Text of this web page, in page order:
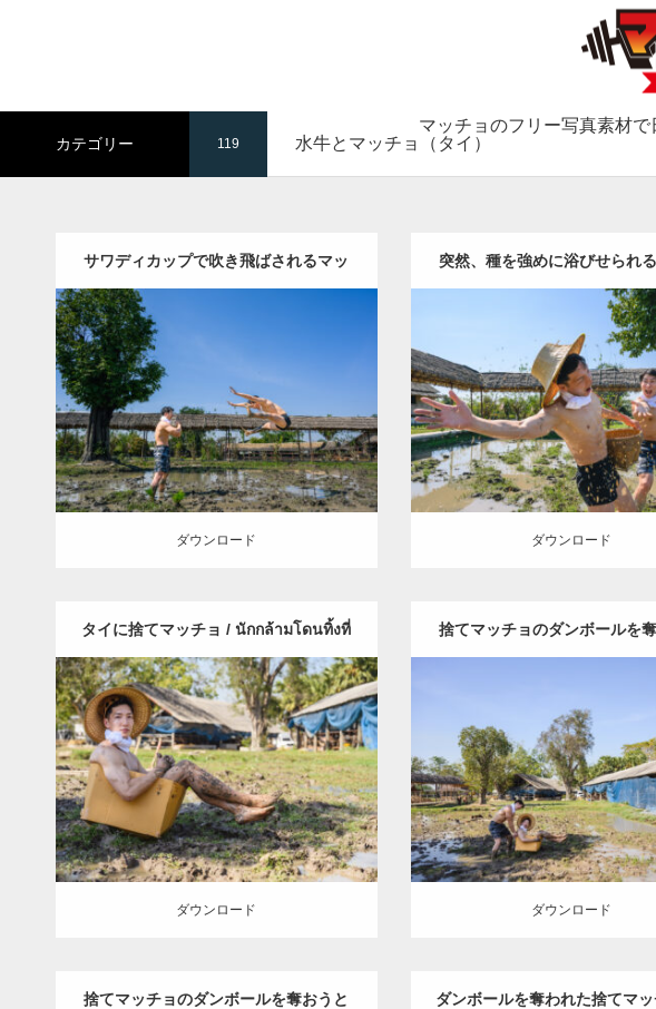
マッチョのフリー写真素材
カテゴリー 119 水牛とマッチョ（タイ）
サワディカップで吹き飛ばされるマッ
チョ / นักกล้ามพุ่งออกไป จากพลังสวัสดี
Category:
Wacharaphop Tupsuk (Aun) /ウンさん
(タイ人) SOSUKE
AKIHITO(細マッチ
ョ) ぶっ飛ばされマッチョ スパンブリ
ー県 (タイ)
ダウンロード
ダウンロード
突然、種を強めに浴びせられ
ョ / นักกล้ามโดนเขวี้ยงเมล็ดข้
แรง
2023.02.25
Category:
水牛とマッチョ（
Wacharaphop Tupsuk (Aun) /ウ
(タイ人) AKIHITO(細マッ
SOSUKE スパンブリー県 (
ダウンロード
ダウンロード
タイに捨てマッチョ / นักกล้ามโดนทิ้งที่
ไทย
Update:2023.02.25
Category:水牛とマッチョ（タイ）
Wacharaphop Tupsuk (Aun) /ウンさん
(タイ人) AKIHITO(細マッチョ) 捨てマ
ッチョ
スパンブリー県 (タイ)
ダウンロード
ダウンロード
捨てマッチョのダンボールを
กระดาษของนักกล้ามที่โดน
水牛とマッチョ（
Wacharaphop Tupsuk (Aun) /ウ
(タイ人) AKIHITO(細マッ
SOSUKE 捨てマッチョ スパン
(タイ)
ダウンロード
ダウンロード
捨てマッチョのダンボールを奪おうと ダンボールを奪われた捨てマ